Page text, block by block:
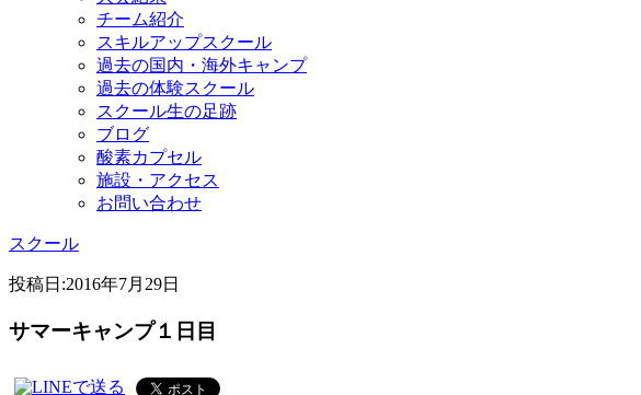
チーム紹介
スキルアップスクール
過去の国内・海外キャンプ
過去の体験スクール
スクール生の足跡
ブログ
酸素カプセル
施設・アクセス
お問い合わせ
スクール
投稿日:2016年7月29日
サマーキャンプ１日目